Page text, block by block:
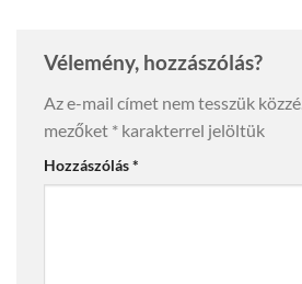
Vélemény, hozzászólás?
Az e-mail címet nem tesszük
mezőket * karakterrel jelöltük
Hozzászólás*